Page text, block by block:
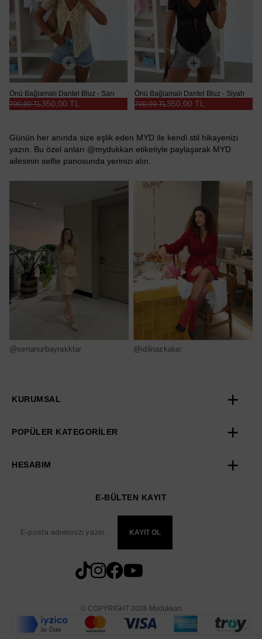
Önü Bağlamalı Dantel Bluz - Sarı
350,00 TL
700,00 TL
Önü Bağlamalı Dantel Bluz - Siyah
350,00 TL
700,00 TL
Günün her anında size eşlik eden MYD ile kendi stil hikayenizi
yazın. Bu özel anları @mydukkan etiketiyle paylaşarak MYD
ailesinin selfie panosunda yerinizi alın.
@senanurbayrakktar @idilnazkaluc
KURUMSAL
POPÜLER KATEGORİLER
HESABIM
E-BÜLTEN KAYIT
KAYIT OL
© COPYRIGHT 2026 Mydukkan